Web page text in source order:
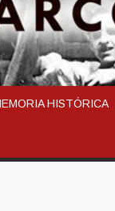
HISTÓRICA